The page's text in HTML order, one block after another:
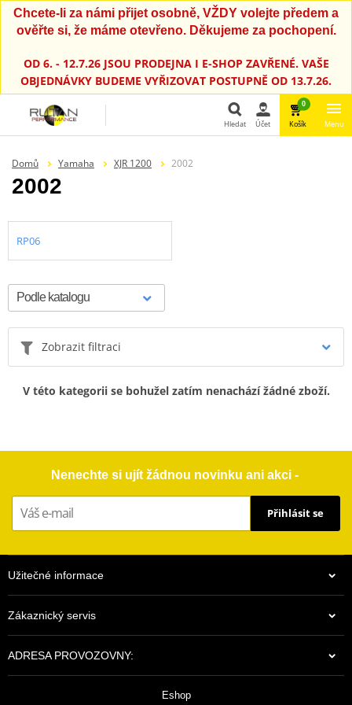
Chcete-li za námi přijet osobně, VŽDY volejte předem a
ověřte si, že máme otevřeno. Děkujeme za pochopení.
OD 6. - 12.7.26 JSOU PRODEJNA I E-SHOP ZAVŘENÉ. VAŠE
OBJEDNÁVKY BUDEME VYŘIZOVAT POSTUPNĚ OD 13.7.26.
Hledat Účet
0
Košík Menu
Domů Yamaha XJR 1200 2002
2002
RP06
Zobrazit filtraci
V této kategorii se bohužel zatím nenachází žádné zboží.
Nenechte si ujít žádnou novinku ani akci -
Přihlásit se
Užitečné informace
Zákaznický servis
ADRESA PROVOZOVNY:
Eshop